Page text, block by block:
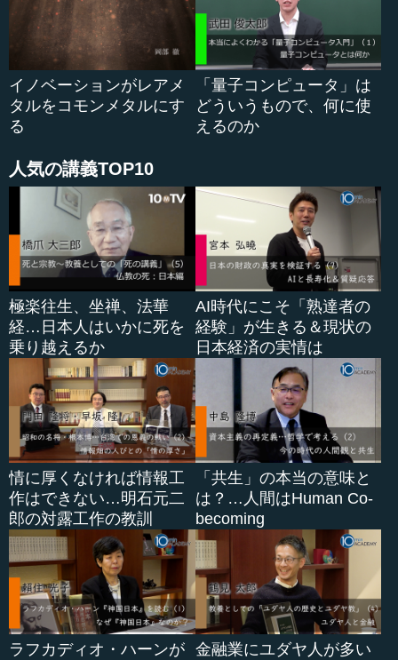
ろいろな超能力の微生物がいます。今日はその中の事例を
一、二、お話しします。
●瞬時に色を消す「脱色微生物」のマジック
一つ目は、これを見てください。これは私が理事長をし
（カモス）』です。ここに私が赤い色素の入った容器を持
っています。実は、ある微生物の体内から取り出したある
酵素をこれに入れると、瞬間的に色が消えてしまいます。
つまり、色を消す微生物がいるのです。これを「脱色微生
物」といいます。これは、われわれが発見しました。学生
に「どこにこれがいたと思う？」と聞いても、誰も分かり
ません。分からないはずです。この色を消す微生物は、秋
田県の八幡平という国定公園にいる野鳥のキジ...
イノベーションがレアメ
タルをコモンメタルにす
る
「量子コンピュータ」は
どういうもので、何に使
えるのか
人気の講義TOP10
極楽往生、坐禅、法華
経…日本人はいかに死を
乗り越えるか
AI時代にこそ「熟達者の
経験」が生きる＆現状の
日本経済の実情は
情に厚くなければ情報工
作はできない…明石元二
郎の対露工作の教訓
「共生」の本当の意味と
は？…人間はHuman Co-
becoming
ラフカディオ・ハーンが 金融業にユダヤ人が多い